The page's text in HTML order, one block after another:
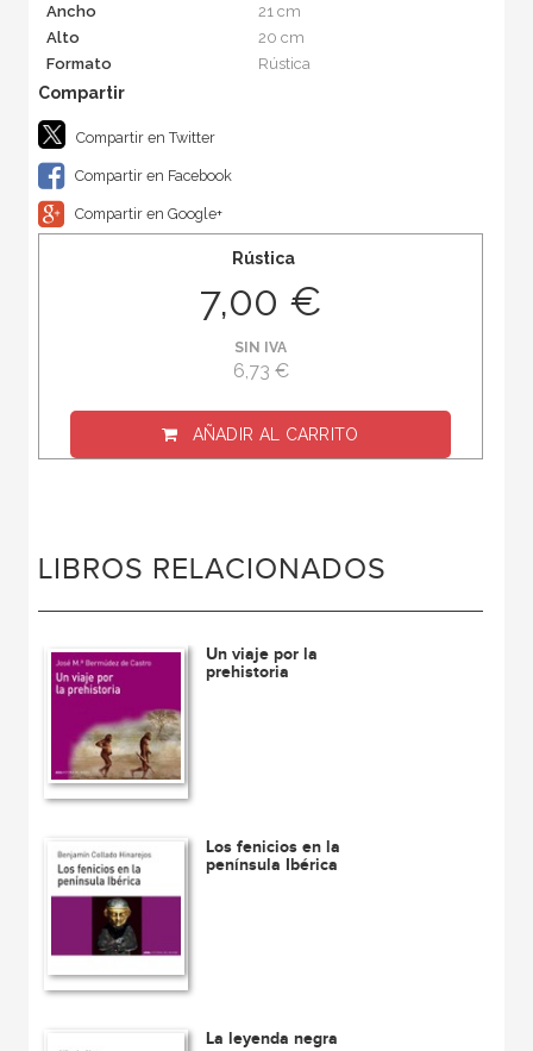
Ancho
21 cm
Alto
20 cm
Formato
Rústica
Compartir en Twitter
Compartir en Facebook
Compartir en Google+
Rústica
7,00 €
SIN IVA
6,73 €
AÑADIR AL CARRITO
LIBROS RELACIONADOS
Un viaje por la
prehistoria
Los fenicios en la
península Ibérica
La leyenda negra